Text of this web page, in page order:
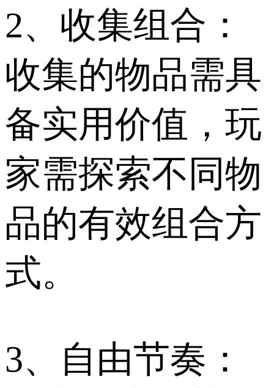
2、收集组合：
收集的物品需具
备实用价值，玩
家需探索不同物
品的有效组合方
式。
3、自由节奏：